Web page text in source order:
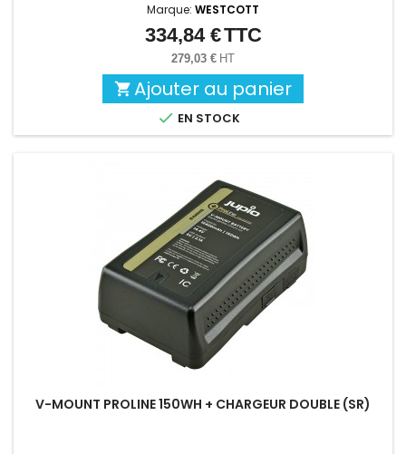
Marque: WESTCOTT
Prix
334,84 €TTC
279,03 € HT
 Ajouter au panier
 EN STOCK
V-MOUNT PROLINE 150WH + CHARGEUR DOUBLE (SR)